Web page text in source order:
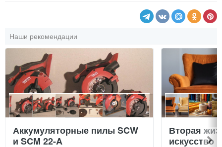
Наши рекомендации
Аккумуляторные пилы SCW
и SCM 22-A
Вторая
искусство